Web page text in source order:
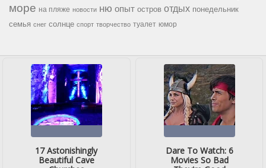
море на пляже новости ню опыт остров отдых понедельник
семья снег солнце спорт творчество туалет юмор